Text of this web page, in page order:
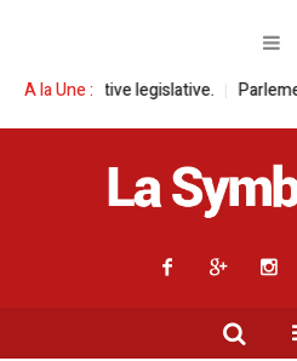
A la Une :
legislative. Parlement panafricain :